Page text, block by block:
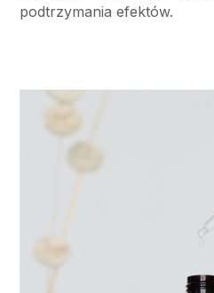
podtrzymania efektów.